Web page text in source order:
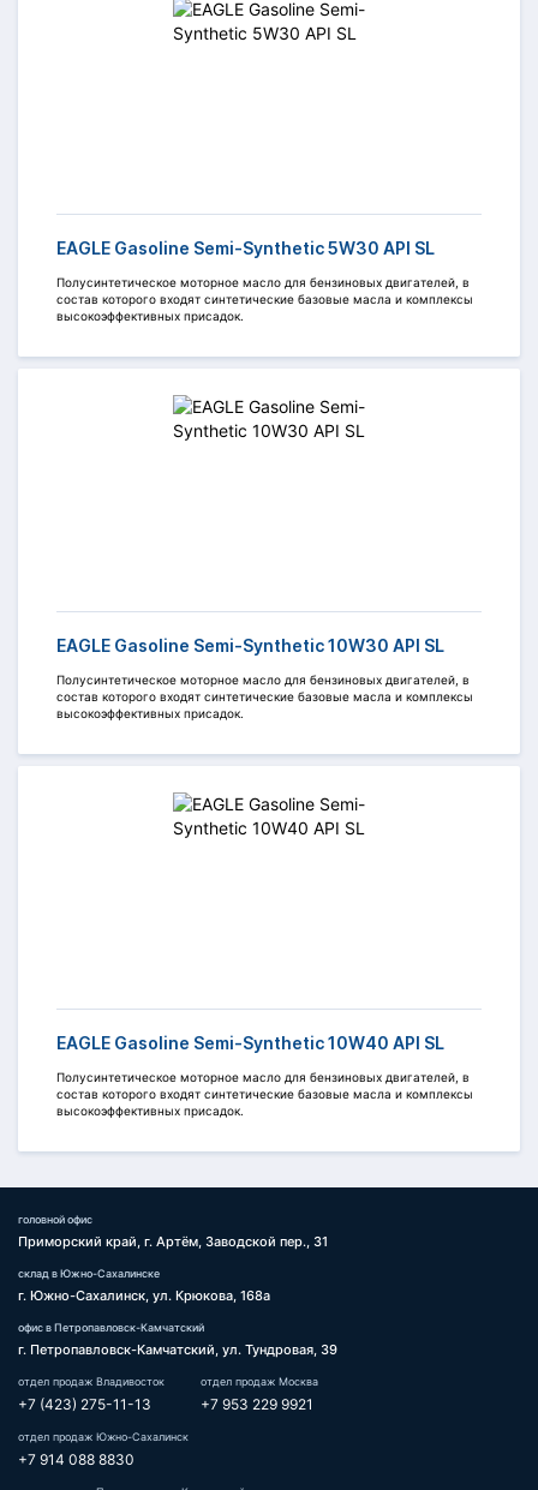
EAGLE Gasoline Semi-Synthetic 5W30 API SL
Полусинтетическое моторное масло для бензиновых двигателей, в
состав которого входят синтетические базовые масла и комплексы
высокоэффективных присадок.
EAGLE Gasoline Semi-Synthetic 10W30 API SL
Полусинтетическое моторное масло для бензиновых двигателей, в
состав которого входят синтетические базовые масла и комплексы
высокоэффективных присадок.
EAGLE Gasoline Semi-Synthetic 10W40 API SL
Полусинтетическое моторное масло для бензиновых двигателей, в
состав которого входят синтетические базовые масла и комплексы
высокоэффективных присадок.
головной офис
Приморский край, г. Артём, Заводской пер., 31
склад в Южно-Сахалинске
г. Южно-Сахалинск, ул. Крюкова, 168а
офис в Петропавловск-Камчатский
г. Петропавловск-Камчатский, ул. Тундровая, 39
отдел продаж Владивосток
+7 (423) 275-11-13
отдел продаж Москва
+7 953 229 9921
отдел продаж Южно-Сахалинск
+7 914 088 8830